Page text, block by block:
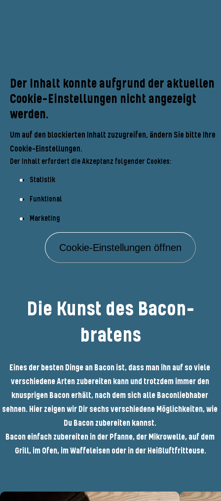
Der Inhalt konnte aufgrund der aktuellen
Cookie-Einstellungen nicht angezeigt
werden.
Um auf den blockierten Inhalt zuzugreifen, ändern Sie bitte Ihre
Cookie-Einstellungen.
Der Inhalt erfordert die Akzeptanz folgender Cookies:
Statistik
Funktional
Marketing
Cookie-Einstellungen öffnen
Die Kunst des Bacon-
bratens
Eines der besten Dinge an Bacon ist, dass man ihn auf so viele
verschiedene Arten zubereiten kann und trotzdem immer den
knusprigen Bacon erhält, nach dem sich alle Baconliebhaber
sehnen. Hier zeigen wir Dir sechs verschiedene Möglichkeiten, wie
Du Bacon zubereiten kannst.
Bacon einfach zubereiten in der Pfanne, der Mikrowelle, auf dem
Grill, im Ofen, im Waffeleisen oder in der Heißluftfritteuse.